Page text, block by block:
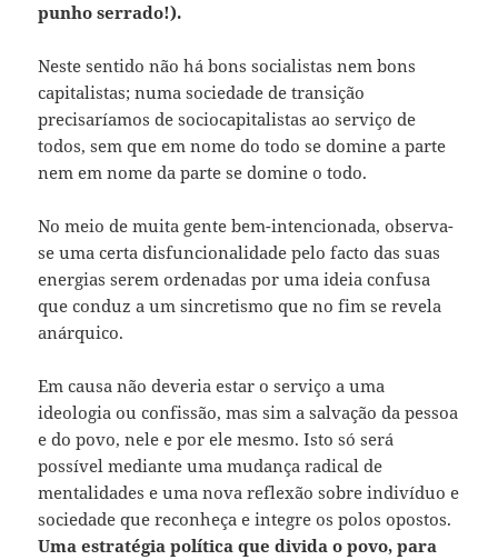
punho serrado!).
Neste sentido não há bons socialistas nem bons
capitalistas; numa sociedade de transição
precisaríamos de sociocapitalistas ao serviço de
todos, sem que em nome do todo se domine a parte
nem em nome da parte se domine o todo.
No meio de muita gente bem-intencionada, observa-
se uma certa disfuncionalidade pelo facto das suas
energias serem ordenadas por uma ideia confusa
que conduz a um sincretismo que no fim se revela
anárquico.
Em causa não deveria estar o serviço a uma
ideologia ou confissão, mas sim a salvação da pessoa
e do povo, nele e por ele mesmo. Isto só será
possível mediante uma mudança radical de
mentalidades e uma nova reflexão sobre indivíduo e
sociedade que reconheça e integre os polos opostos.
Uma estratégia política que divida o povo, para